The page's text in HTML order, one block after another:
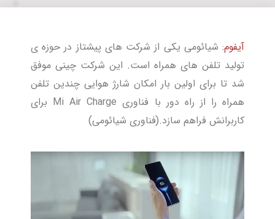
آیفوم: شیائومی یکی از شرکت های پیشتاز در حوزه ی
تولید تلفن های همراه است. این شرکت چینی موفق
شد تا برای اولین بار امکان شارژ هوایی چندین تلفن
همراه را از راه دور با فناوری Mi Air Charge برای
کاربرانش فراهم سازد.(فناوری شیائومی)